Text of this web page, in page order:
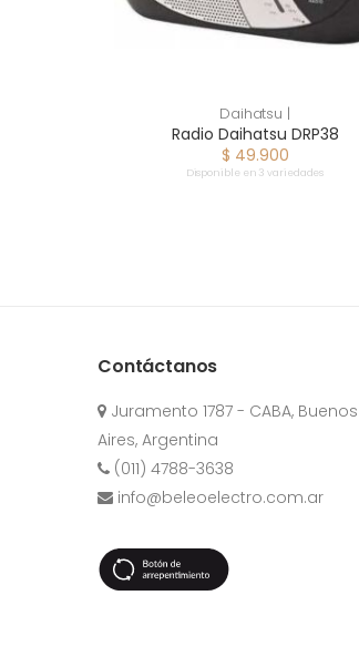
Daihatsu |
Radio Daihatsu DRP38
$ 49.900
Disponible en 3 variedades
Contáctanos
Juramento 1787 - CABA, Buenos
Aires, Argentina
(011) 4788-3638
info@beleoelectro.com.ar